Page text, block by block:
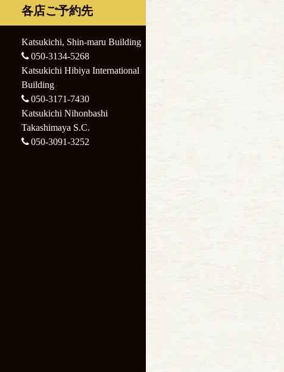
Takashimaya S.C.
各店ご予約先
Katsukichi, Shin-maru Building
050-3134-5268
Katsukichi Hibiya International
Building
050-3171-7430
Katsukichi Nihonbashi
Takashimaya S.C.
050-3091-3252